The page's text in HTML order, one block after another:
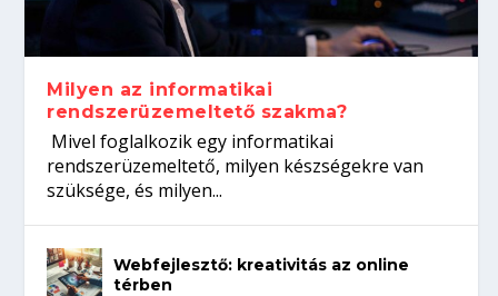
koffeinről?
Így növelheted az esélyedet az
állásinterjúra...
Tanulj szakmát!
Milyen az informatikai
rendszerüzemeltető szakma?
Mivel foglalkozik egy informatikai
rendszerüzemeltető, milyen készségekre van
szüksége, és milyen...
Webfejlesztő: kreativitás az online
térben